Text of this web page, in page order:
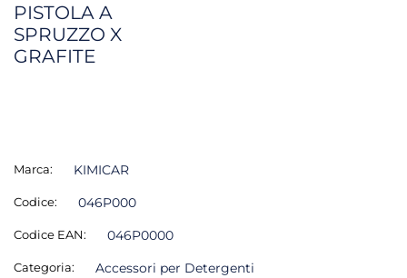
PISTOLA A
SPRUZZO X
GRAFITE
Marca: KIMICAR
Codice: 046P000
Codice EAN: 046P0000
Categoria: Accessori per Detergenti